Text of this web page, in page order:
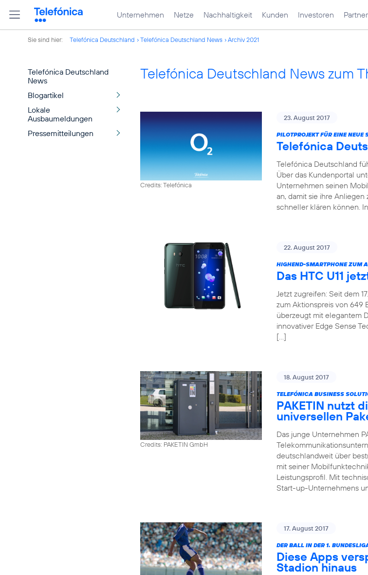
Unternehmen Netze Nachhaltigkeit Kunden Investoren Partner
Sie sind hier: Telefónica Deutschland Telefónica Deutschland News Archiv 2021
Telefónica Deutschland
News
Blogartikel
Lokale
Ausbaumeldungen
Pressemitteilungen
Telefónica Deutschland News zum
Credits: Telefónica
23. August 2017
PILOTPROJEKT FÜR EINE NEUE
Telefónica
Telefónica Deutschland
Über das Kundenportal
Unternehmen seinen
an, damit sie ihre
schneller klären können.
22. August 2017
HIGHEND-SMARTPHONE ZUM
Das HTC U11
Jetzt zugreifen: Seit dem
zum Aktionspreis von 649
überzeugt mit elegantem
innovativer Edge Sense
[…]
Credits: PAKETIN GmbH
18. August 2017
TELEFÓNICA BUSINESS
PAKETIN nutzt
universellen
Das junge Unternehmen
deutschlandweit über
mit seiner
Leistungsprofil. Mit
Start-up-Unternehmens
17. August 2017
DER BALL IN DER 1.
Diese Apps
Stadion hinaus